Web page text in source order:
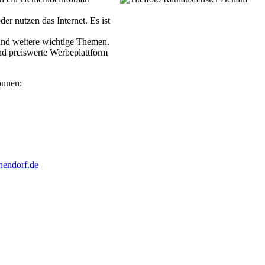
nutzen das Internet. Es ist
weitere wichtige Themen.
preiswerte Werbeplattform